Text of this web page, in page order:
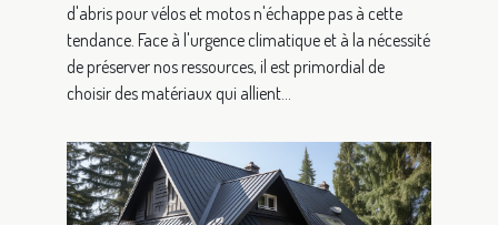
d'abris pour vélos et motos n'échappe pas à cette
tendance. Face à l'urgence climatique et à la nécessité
de préserver nos ressources, il est primordial de
choisir des matériaux qui allient...